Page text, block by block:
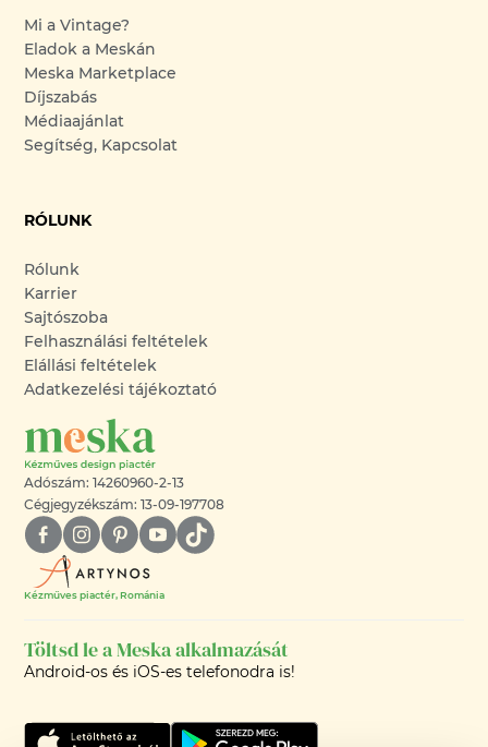
Mi a Vintage?
Eladok a Meskán
Meska Marketplace
Díjszabás
Médiaajánlat
Segítség, Kapcsolat
RÓLUNK
Rólunk
Karrier
Sajtószoba
Felhasználási feltételek
Elállási feltételek
Adatkezelési tájékoztató
Adószám: 14260960-2-13
Cégjegyzékszám: 13-09-197708
Kézműves piactér, Románia
Töltsd le a Meska alkalmazását
Android-os és iOS-es telefonodra is!